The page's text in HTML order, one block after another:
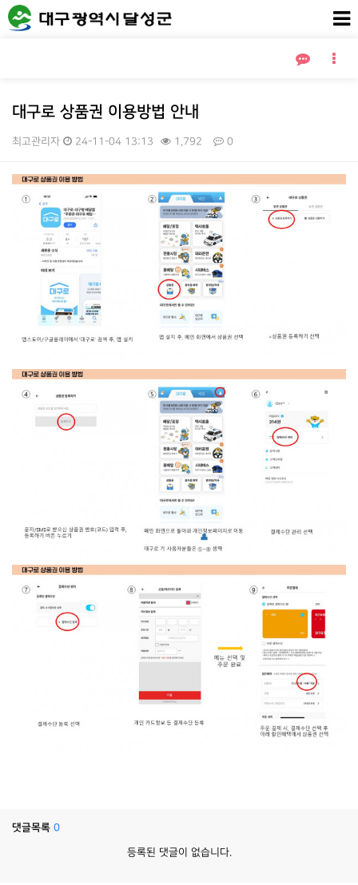
대구로 상품권 이용방법 안내
최고관리자 24-11-04 13:13 1,792 0
본문
댓글목록 0
등록된 댓글이 없습니다.